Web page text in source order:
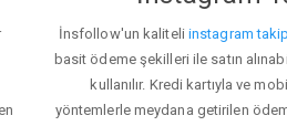
İnsfollow'un kaliteli instagram
basit ödeme şekilleri ile satın
kullanılır. Kredi kartıyla ve
yöntemlerle meydana getirilen